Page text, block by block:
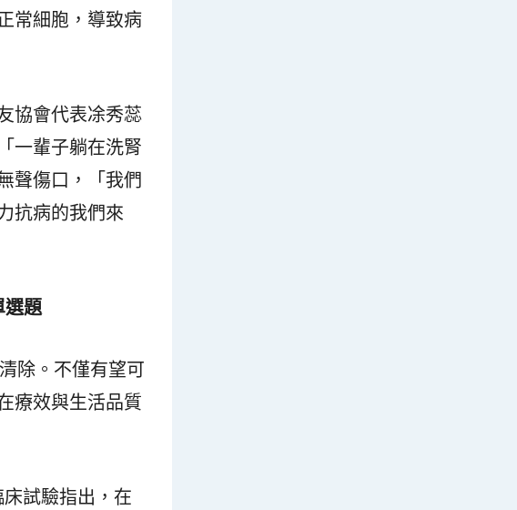
常細胞，導致病
協會代表凃秀蕊
一輩子躺在洗腎
聲傷口，「我們
抗病的我們來
選題
除。不僅有望可
療效與生活品質
試驗指出，在